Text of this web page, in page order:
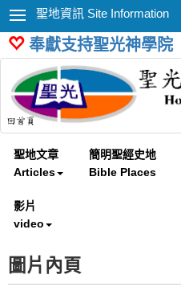
聖地資訊 Site Information
奉獻支持聖光神學院
聖地文章
Articles
簡明聖經史地
Bible Places
影片
video
圖片內頁